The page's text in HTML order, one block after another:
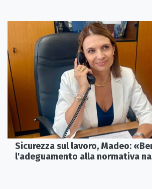
Sicurezza sul lavoro, Madeo:
l'adeguamento alla normativa